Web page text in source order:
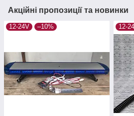
Акційні пропозиції та новинки
12-24V –10% 12-